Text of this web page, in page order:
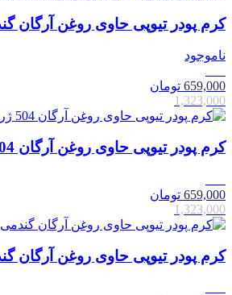
کرم پودر تیوپی حاوی روغن آرگان گندمی
ناموجود
659,000 تومان
1,323,000
کرم پودر تیوپی حاوی روغن آرگان 504 ژرورا
659,000 تومان
1,323,000
کرم پودر تیوپی حاوی روغن آرگان گندمی 506